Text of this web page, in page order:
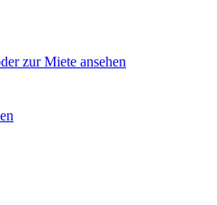
zur Miete ansehen